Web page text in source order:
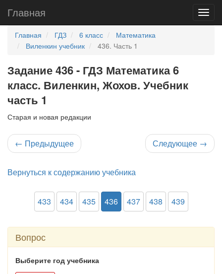
Главная
Главная ГДЗ 6 класс
Математика
Виленкин учебник
436. Часть 1
Задание 436 - ГДЗ Математика 6
класс. Виленкин, Жохов. Учебник
часть 1
Старая и новая редакции
← Предыдущее Следующее →
Вернуться к содержанию учебника
433 434 435 436 437 438 439
Вопрос
Выберите год учебника